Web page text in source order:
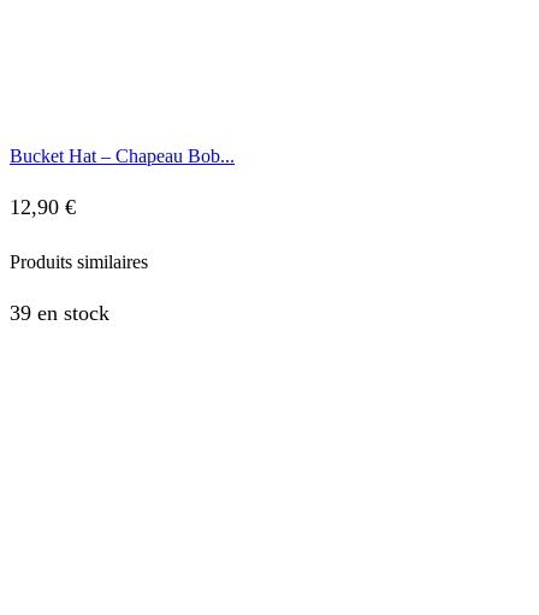
Bucket Hat – Chapeau Bob...
12,90 €
Produits similaires
39 en stock